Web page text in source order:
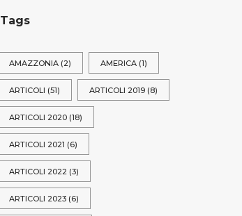
Tags
AMAZZONIA(2) AMERICA(1)
ARTICOLI (51) ARTICOLI 2019(8)
ARTICOLI 2020(18)
ARTICOLI 2021 (6)
ARTICOLI 2022(3)
ARTICOLI 2023(6)